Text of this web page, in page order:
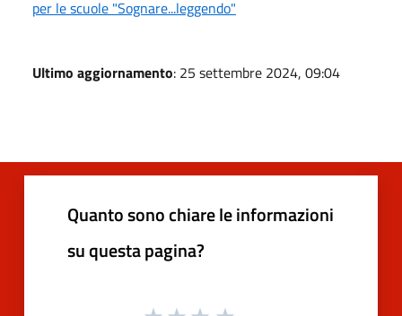
per le scuole "Sognare...leggendo"
Ultimo aggiornamento: 25 settembre 2024, 09:04
Quanto sono chiare le informazioni
su questa pagina?